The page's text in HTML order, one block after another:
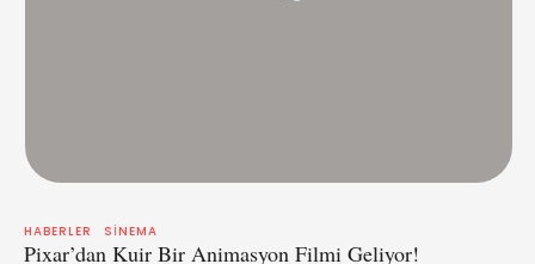
HABERLER SINEMA
Pixar’dan Kuir Bir Animasyon Filmi Geliyor!